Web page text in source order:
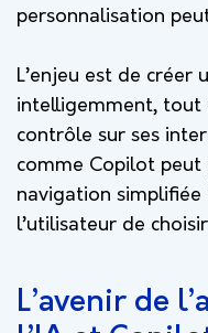
personnalisation
L’enjeu est de créer
intelligemment, tout
contrôle sur ses
comme Copilot
navigation
l’utilisateur de
L’avenir de